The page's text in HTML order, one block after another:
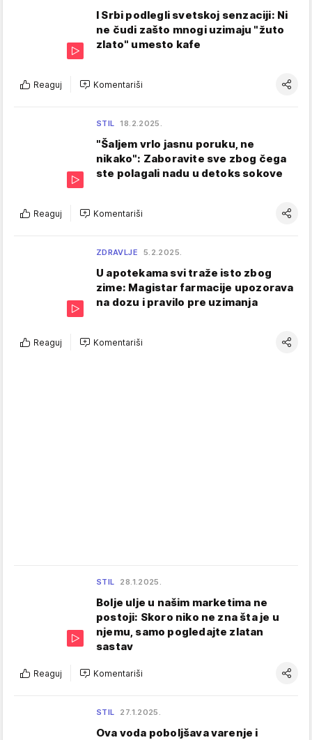
I Srbi podlegli svetskoj senzaciji: Ni
ne čudi zašto mnogi uzimaju "žuto
zlato" umesto kafe
Reaguj Komentariši
STIL 18.2.2025.
"Šaljem vrlo jasnu poruku, ne
nikako": Zaboravite sve zbog čega
ste polagali nadu u detoks sokove
Reaguj Komentariši
ZDRAVLJE 5.2.2025.
U apotekama svi traže isto zbog
zime: Magistar farmacije upozorava
na dozu i pravilo pre uzimanja
Reaguj Komentariši
STIL 28.1.2025.
Bolje ulje u našim marketima ne
postoji: Skoro niko ne zna šta je u
njemu, samo pogledajte zlatan
sastav
Reaguj Komentariši
STIL 27.1.2025.
Ova voda poboljšava varenje i